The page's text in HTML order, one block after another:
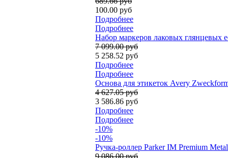
100.00 руб
Подробнее
Подробнее
Набор маркеров лаковых глянцевых
7 099.00 руб
5 258.52 руб
Подробнее
Подробнее
Основа для этикеток Avery
4 627.05 руб
3 586.86 руб
Подробнее
Подробнее
-10%
-10%
Ручка-роллер Parker IM Premium